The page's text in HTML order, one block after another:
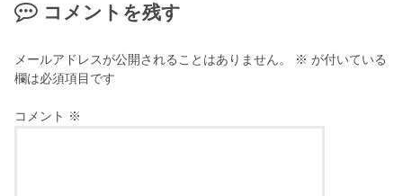
コメントを残す
メールアドレスが公開されることはありません。 ※ が付いている
欄は必須項目です
コメント ※